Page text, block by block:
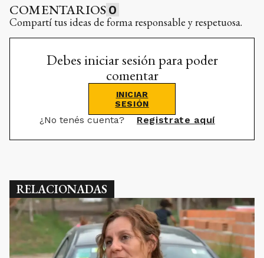
COMENTARIOS 0
Compartí tus ideas de forma responsable y respetuosa.
Debes iniciar sesión para poder
comentar
INICIAR
SESIÓN
¿No tenés cuenta? Registrate aquí
RELACIONADAS